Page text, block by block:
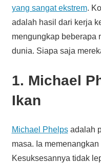
yang sangat ekstrem.
adalah hasil dari kerja
mengungkap beberapa
dunia. Siapa saja
1. Michael
Ikan
Michael Phelpsadalah
masa. Ia
Kesuksesannya tidak